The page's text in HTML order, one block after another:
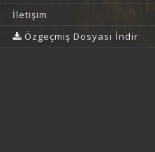
İletişim
Özgeçmiş Dosyası İndir